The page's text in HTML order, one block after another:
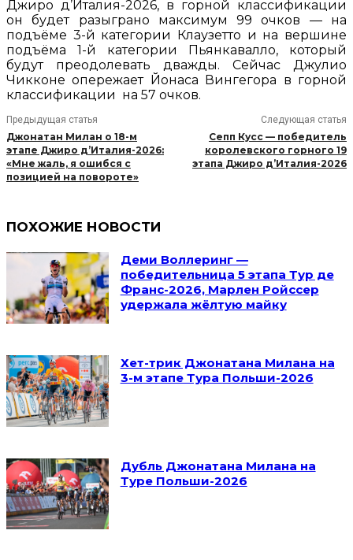
Джиро д’Италия-2026, в горной классификации
он будет разыграно максимум 99 очков — на
подъёме 3-й категории Клаузетто и на вершине
подъёма 1-й категории Пьянкавалло, который
будут преодолевать дважды. Сейчас Джулио
Чикконе опережает Йонаса Вингегора в горной
классификации на 57 очков.
Предыдущая статья
Джонатан Милан о 18-м
этапе Джиро д’Италия-2026:
«Мне жаль, я ошибся с
позицией на повороте»
Следующая статья
Сепп Кусс — победитель
королевского горного 19
этапа Джиро д’Италия-2026
ПОХОЖИЕ НОВОСТИ
Деми Воллеринг —
победительница 5 этапа Тур де
Франс-2026, Марлен Ройссер
удержала жёлтую майку
Хет-трик Джонатана Милана на
3-м этапе Тура Польши-2026
Дубль Джонатана Милана на
Туре Польши-2026